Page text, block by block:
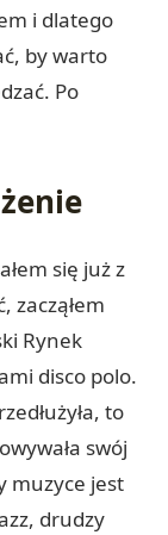
i dlatego
by warto
Po
się już z
zacząłem
Rynek
disco polo.
to
swój
muzyce jest
drudzy